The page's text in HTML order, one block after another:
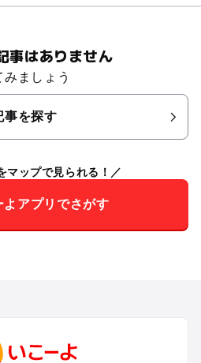
事はありません
ましょう
事を探す
マップで見られる！
よアプリでさがす